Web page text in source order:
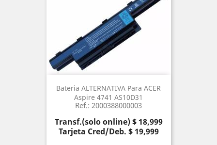
Bateria ALTERNATIVA Para ACER
Aspire 4741 AS10D31
Ref.: 2000388000003
Precio
Transf.(solo online) $ 18,999
Tarjeta Cred/Deb. $ 19,999